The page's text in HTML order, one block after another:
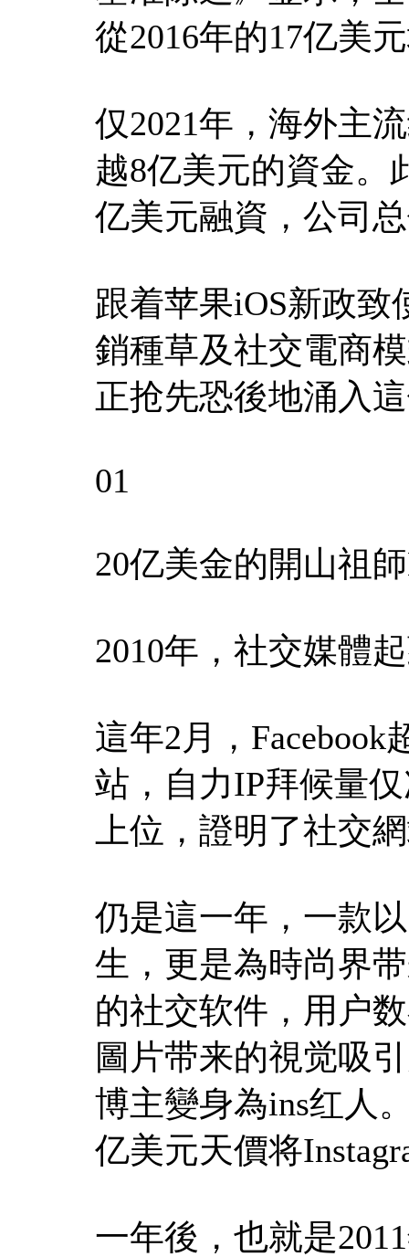
從2016年的17亿美
仅2021年，海外主
越8亿美元的資金。
亿美元融資，公司
跟着苹果iOS新政
銷種草及社交電商
正抢先恐後地涌入
01
20亿美金的開山祖
2010年，社交媒體
這年2月，Facebook
站，自力IP拜候量仅
上位，證明了社交
仍是這一年，一款
生，更是為時尚界
的社交软件，用户
圖片带来的視觉吸
博主變身為ins红人
亿美元天價将
一年後，也就是